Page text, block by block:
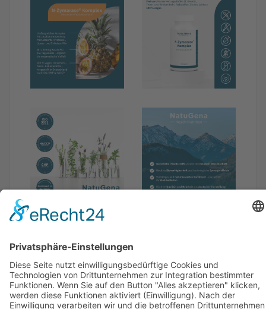
Verzehrempfehlung
Inhaltsstoffe/Zusammensetzung